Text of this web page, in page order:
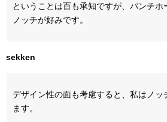
ということは百も承知ですが、パンチ
ノッチが好みです。
sekken
デザイン性の面も考慮すると、私はノッ
ます。